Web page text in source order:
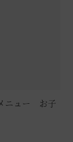
ニュー お子